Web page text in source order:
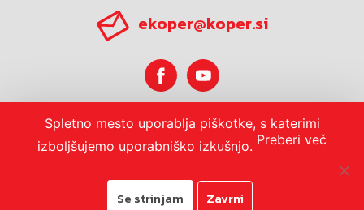
ekoper@koper.si
Horoskop
Spletno mesto uporablja piškotke, s katerimi
izboljšujemo uporabniško izkušnjo. Preberi več
Se strinjam Zavrni